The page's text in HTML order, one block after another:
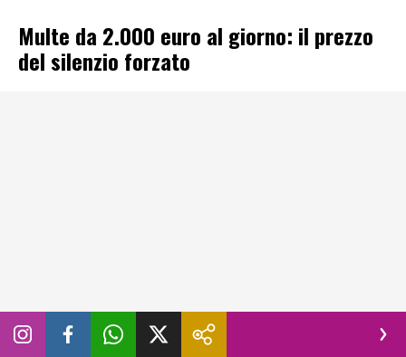
Multe da 2.000 euro al giorno: il prezzo
del silenzio forzato
Per rendere l’ordinanza davvero efficace, il tribunale